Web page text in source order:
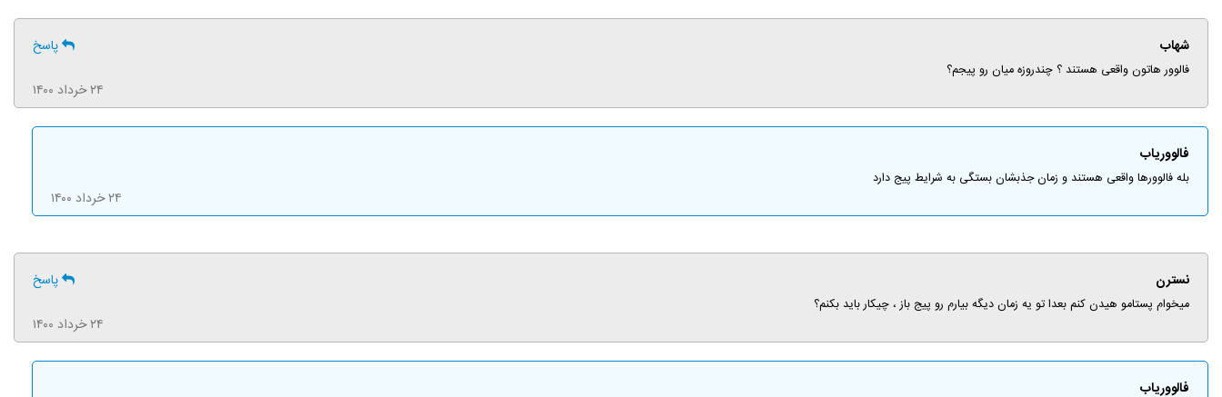
شهاب پاسخ
فالوور هاتون واقعی هستند ؟ چندروزه میان رو پیجم؟
۲۴ خرداد ۱۴۰۰
فالووریاب
بله فالوورها واقعی هستند و زمان جذبشان بستگی به شرایط پیج دارد
۲۴ خرداد ۱۴۰۰
نسترن پاسخ
میخوام پستامو هیدن کنم بعدا تو یه زمان دیگه بیارم رو پیج باز ، چیکار باید بکنم؟
۲۴ خرداد ۱۴۰۰
فالووریاب